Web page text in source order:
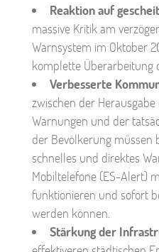
Reaktion auf
massive Kritik am
Warnsystem im Oktober
komplette Überarbeitung
Verbesserte
zwischen der
Warnungen und der
der Bevölkerung müssen
schnelles und direktes
Mobiltelefone (ES-Alert)
funktionieren und sofort
werden können.
Stärkung der